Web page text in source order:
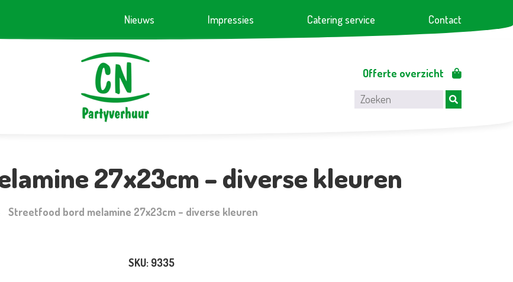
Nieuws Impressies Catering service Contact
Offerte overzicht
27x23cm – diverse kleuren
Streetfood bord melamine 27x23cm – diverse kleuren
SKU: 9335